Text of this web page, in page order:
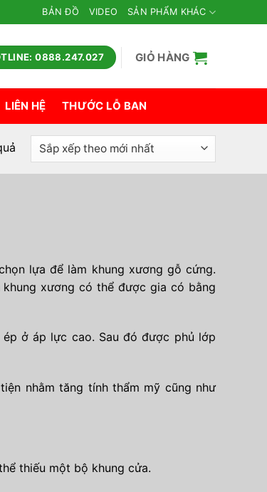
BẢN ĐỒ VIDEO SẢN PHẨM KHÁC
0888.247.027 GIỎ HÀNG
LIÊN HỆ THƯỚC LỖ BAN
Đã
sắp
lựa để làm khung xương gỗ cứng.
xương có thể được gia có bằng
ở áp lực cao. Sau đó được phủ lớp
nhằm tăng tính thẩm mỹ cũng như
thiếu một bộ khung cửa.